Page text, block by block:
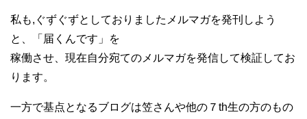
私も,ぐずぐずとしておりましたメルマガを発刊しよう
と、「届くんです」を
稼働させ、現在自分宛てのメルマガを発信して検証してお
ります。
一方で基点となるブログは笠さんや他の７th生の方のもの